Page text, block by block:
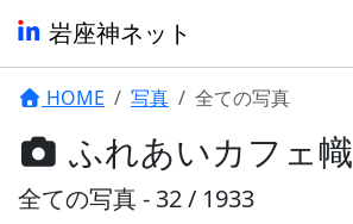
岩座神ネット
HOME 写真 全ての写真
ふれあいカフェ幟
全ての写真 - 32 / 1933